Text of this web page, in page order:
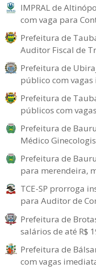
IMPRAL de
com vaga para
Prefeitura de
Auditor Fiscal de
Prefeitura de
público com vagas
Prefeitura de
públicos com
Prefeitura de
Médico
Prefeitura de
para merendeira,
TCE-SP prorroga
para Auditor de
Prefeitura de
salários de até R$
Prefeitura de
com vagas